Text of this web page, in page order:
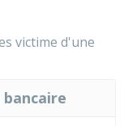
victime d'une